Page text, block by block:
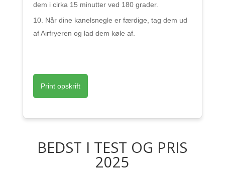
dem i cirka 15 minutter ved 180 grader.
Når dine kanelsnegle er færdige, tag dem ud
af Airfryeren og lad dem køle af.
Print opskrift
BEDST I TEST OG PRIS
2025